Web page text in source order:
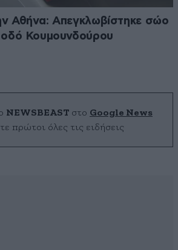
Αθήνα: Απεγκλωβίστηκε σώο
Κουμουνδούρου
NEWSBEAST στο Google News
πρώτοι όλες τις ειδήσεις